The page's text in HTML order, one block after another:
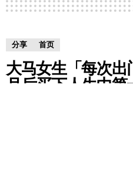
分享 首页
大马女生「每次
月后买下人生中